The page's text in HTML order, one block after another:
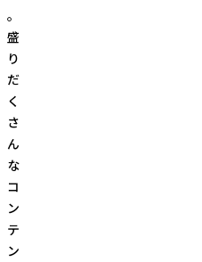
。
盛
り
だ
く
さ
ん
な
コ
ン
テ
ン